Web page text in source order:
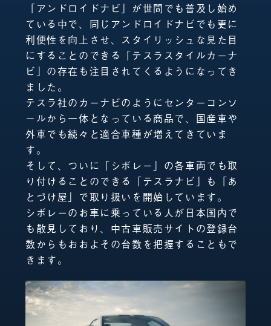
「アンドロイドナビ」が世間でも普及し始め
ている中で、同じアンドロイドナビでも更に
利便性を向上させ、スタイリッシュな見た目
にすることのできる「テスラスタイルカーナ
ビ」の存在も注目されてくるようになってき
ました。
テスラ社のカーナビのようにセンターコンソ
ールから一体となっている商品で、国産車や
外車でも続々と適合車種が増えてきていま
す。
そして、ついに「シボレー」の各車両でも取
り付けることのできる「テスラナビ」も「あ
とづけ屋」で取り扱いを開始しています。
シボレーのお車に乗っている人が日本国内で
も散見しており、中古車販売サイトの登録台
数からもおおよその台数を把握することもで
きます。